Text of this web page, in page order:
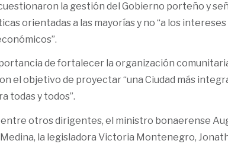
la gestión del Gobierno porteño y
orientadas a las mayorías y no “a los
de fortalecer la organización
el objetivo de proyectar “una Ciudad más
todas y todos”.
otros dirigentes, el ministro bonaerense
la legisladora Victoria Montenegro,